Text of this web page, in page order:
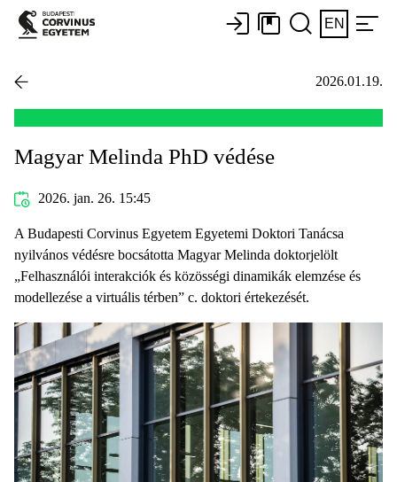
EN
2026.01.19.
Magyar Melinda PhD védése
2026. jan. 26. 15:45
A Budapesti Corvinus Egyetem Egyetemi Doktori Tanácsa
nyilvános védésre bocsátotta Magyar Melinda doktorjelölt
„Felhasználói interakciók és közösségi dinamikák elemzése és
modellezése a virtuális térben” c. doktori értekezését.